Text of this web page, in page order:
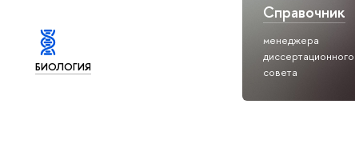
Справочник
менеджера
диссертационного
совета
БИОЛОГИЯ